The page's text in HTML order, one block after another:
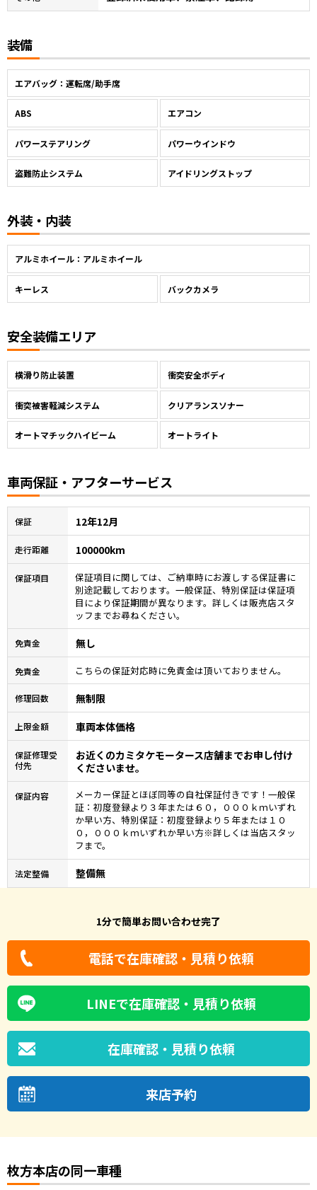
装備
エアバッグ：運転席/助手席
ABS エアコン
パワーステアリング パワーウインドウ
盗難防止システム アイドリングストップ
外装・内装
アルミホイール：アルミホイール
キーレス バックカメラ
安全装備エリア
横滑り防止装置 衝突安全ボディ
衝突被害軽減システム クリアランスソナー
オートマチックハイビーム オートライト
車両保証・アフターサービス
保証 12年12月
走行距離 100000km
保証項目
保証項目に関しては、ご納車時にお渡しする保証書に
別途記載しております。一般保証、特別保証は保証項
目により保証期間が異なります。詳しくは販売店スタ
ッフまでお尋ねください。
免責金 無し
免責金 こちらの保証対応時に免責金は頂いておりません。
修理回数 無制限
上限金額 車両本体価格
保証修理受
付先
お近くのカミタケモータース店舗までお申し付け
くださいませ。
保証内容
メーカー保証とほぼ同等の自社保証付きです！一般保
証：初度登録より３年または６０，０００ｋｍいずれ
か早い方、特別保証：初度登録より５年または１０
０，０００ｋｍいずれか早い方※詳しくは当店スタッ
フまで。
法定整備 整備無
1分で簡単お問い合わせ完了
電話で在庫確認・見積り依頼
LINEで在庫確認・見積り依頼
在庫確認・見積り依頼
来店予約
枚方本店の同一車種